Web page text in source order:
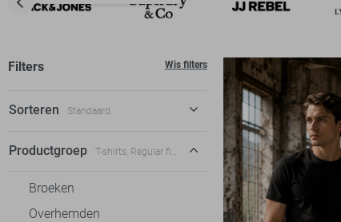
Filters Wis filters
Sorteren Standaard
Standaard
Productgroep T-shirts, Regular fit t-shirts
Broeken
Overhemden